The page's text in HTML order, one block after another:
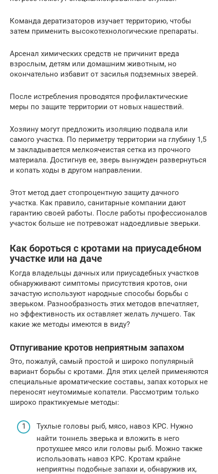
Команда дератизаторов изучает территорию, чтобы
затем применить высокотехнологические препараты.
Арсенал химических средств не причинит вреда
взрослым, детям или домашним животным, но
окончательно избавит от засилья подземных зверей.
После истребления проводятся профилактические
меры по защите территории от новых нашествий.
Хозяину могут предложить изоляцию подвала или
самого участка. По периметру территории на глубину 1,5
м закладывается мелкоячеистая сетка из прочного
материала. Достигнув ее, зверь вынужден развернуться
и копать ходы в другом направлении.
Этот метод дает стопроцентную защиту дачного
участка. Как правило, санитарные компании дают
гарантию своей работы. После работы профессионалов
участок больше не потревожат надоедливые зверьки.
Как бороться с кротами на приусадебном
участке или на даче
Когда владельцы дачных или приусадебных участков
обнаруживают симптомы присутствия кротов, они
зачастую используют народные способы борьбы с
зверьком. Разнообразность этих методов впечатляет,
но эффективность их оставляет желать лучшего. Так
какие же методы имеются в виду?
Отпугивание кротов неприятным запахом
Это, пожалуй, самый простой и широко популярный
вариант борьбы с кротами. Для этих целей применяются
специальные ароматические составы, запах которых не
переносят неутомимые копатели. Рассмотрим только
широко практикуемые методы:
Тухлые головы рыб, мясо, навоз КРС. Нужно
найти тоннель зверька и вложить в него
протухшее мясо или головы рыб. Можно также
использовать навоз КРС. Кротам крайне
неприятны подобные запахи и, обнаружив их,